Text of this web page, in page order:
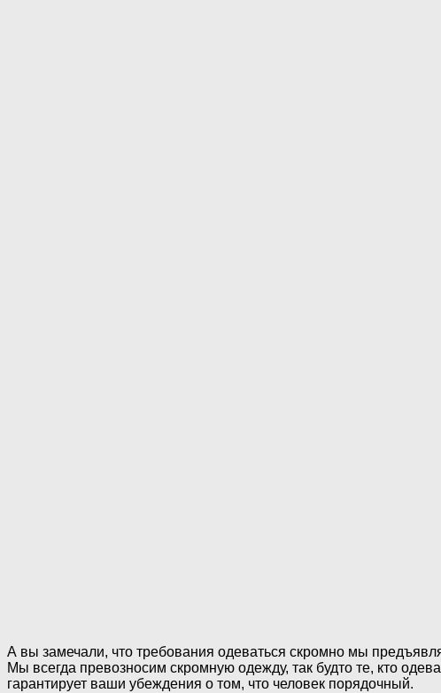
А вы замечали, что требования одеваться скромно мы
Мы всегда превозносим скромную одежду, так будто те, кто
гарантирует ваши убеждения о том, что человек порядочный.